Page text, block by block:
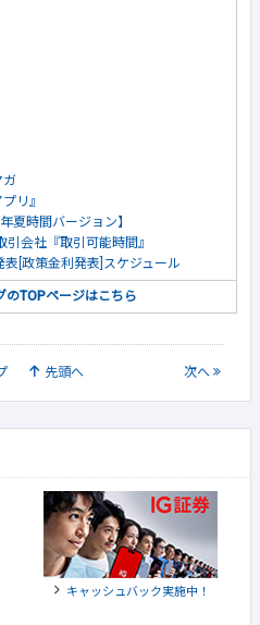
ガ
リ』
夏時間バージョン】
引会社『取引可能時間』
[政策金利発表]スケジュール
のTOPページはこちら
先頭へ 次へ
キャッシュバック実施中！